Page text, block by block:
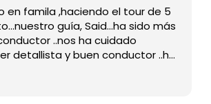
famila ,haciendo el tour de 5
guía, Said...ha sido más
..nos ha cuidado
detallista y buen conductor ..ha
todas nuestras peticiones y